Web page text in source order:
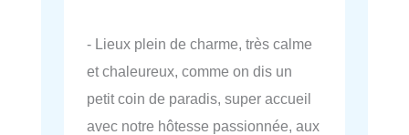
- Lieux plein de charme, très calme
et chaleureux, comme on dis un
petit coin de paradis, super accueil
avec notre hôtesse passionnée, aux